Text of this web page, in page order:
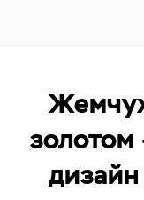
дизайн